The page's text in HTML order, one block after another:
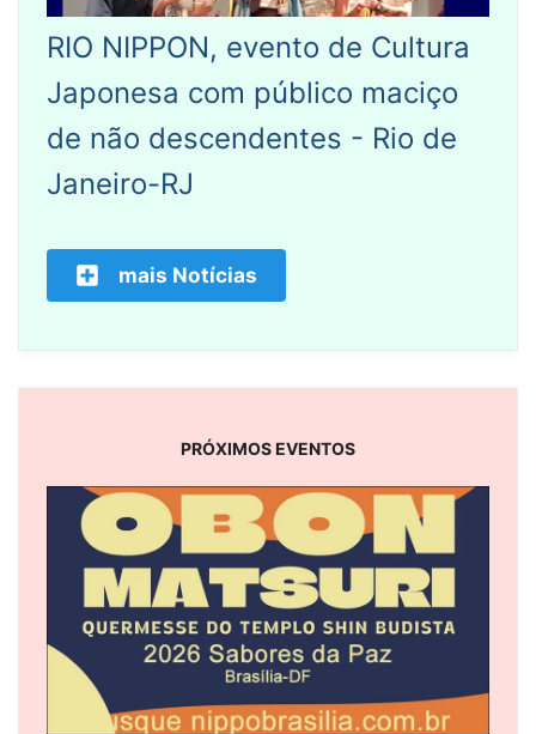
RIO NIPPON, evento de Cultura
Japonesa com público maciço
de não descendentes - Rio de
Janeiro-RJ
mais Notícias
PRÓXIMOS EVENTOS